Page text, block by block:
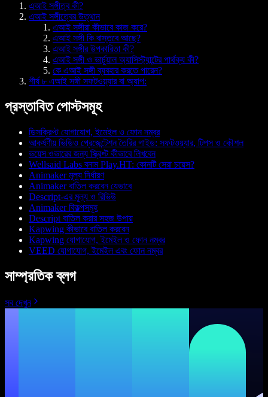
এআই সঙ্গীত্ব কী?
এআই সঙ্গীত্বের উত্থান
এআই সঙ্গীরা কীভাবে কাজ করে?
এআই সঙ্গী কি বাস্তবে আছে?
এআই সঙ্গীর উপকারিতা কী?
এআই সঙ্গী ও ভার্চুয়াল অ্যাসিস্ট্যান্টের পার্থক্য কী?
কে এআই সঙ্গী ব্যবহার করতে পারেন?
শীর্ষ ৮ এআই সঙ্গী সফটওয়্যার বা অ্যাপ:
প্রস্তাবিত পোস্টসমূহ
ডিসক্রিপ্ট যোগাযোগ, ইমেইল ও ফোন নম্বর
আকর্ষণীয় ভিডিও প্রেজেন্টেশন তৈরির গাইড: সফটওয়্যার, টিপস ও কৌশল
ভয়েস ওভারের জন্য স্ক্রিপ্ট কীভাবে লিখবেন
Wellsaid Labs বনাম Play.HT: কোনটি সেরা চয়েস?
Animaker মূল্য নির্ধারণ
Animaker বাতিল করবেন যেভাবে
Descript-এর মূল্য ও রিভিউ
Animaker বিকল্পসমূহ
Descript বাতিল করার সহজ উপায়
Kapwing কীভাবে বাতিল করবেন
Kapwing যোগাযোগ, ইমেইল ও ফোন নম্বর
VEED যোগাযোগ, ইমেইল এবং ফোন নম্বর
সাম্প্রতিক ব্লগ
সব দেখুন